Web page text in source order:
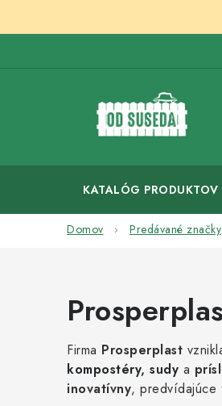
KATALÓG PRODUKTOV
Domov Predávané značky
Firma Prosperplast
kompostéry, sudy a
inovatívny, predvídajúce